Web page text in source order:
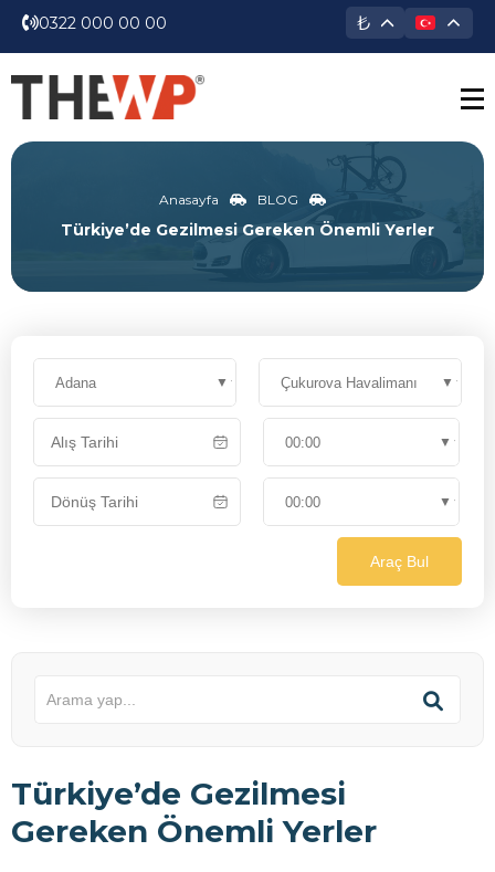
0322 000 00 00 ₺
Anasayfa BLOG
Türkiye’de Gezilmesi Gereken Önemli Yerler
Araç Bul
Türkiye’de Gezilmesi
Gereken Önemli Yerler